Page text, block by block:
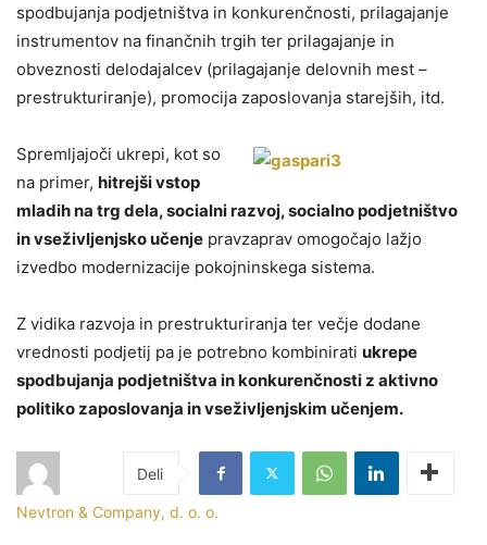
spodbujanja podjetništva in konkurenčnosti, prilagajanje
instrumentov na finančnih trgih ter prilagajanje in
obveznosti delodajalcev (prilagajanje delovnih mest –
prestrukturiranje), promocija zaposlovanja starejših, itd.
Spremljajoči ukrepi, kot so
na primer, hitrejši vstop
mladih na trg dela, socialni razvoj, socialno podjetništvo
in vseživljenjsko učenje pravzaprav omogočajo lažjo
izvedbo modernizacije pokojninskega sistema.
Z vidika razvoja in prestrukturiranja ter večje dodane
vrednosti podjetij pa je potrebno kombinirati ukrepe
spodbujanja podjetništva in konkurenčnosti z aktivno
politiko zaposlovanja in vseživljenjskim učenjem.
Nevtron & Company, d. o. o.